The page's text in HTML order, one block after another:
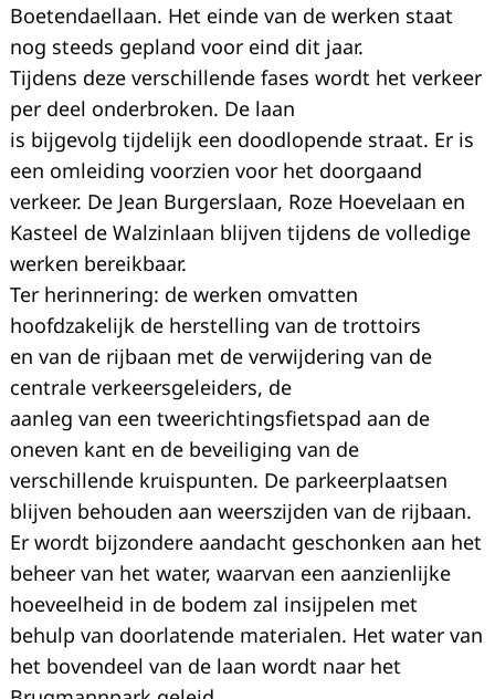
Boetendaellaan. Het einde van de werken staat
nog steeds gepland voor eind dit jaar.
Tijdens deze verschillende fases wordt het verkeer
per deel onderbroken. De laan
is bijgevolg tijdelijk een doodlopende straat. Er is
een omleiding voorzien voor het doorgaand
verkeer. De Jean Burgerslaan, Roze Hoevelaan en
Kasteel de Walzinlaan blijven tijdens de volledige
werken bereikbaar.
Ter herinnering: de werken omvatten
hoofdzakelijk de herstelling van de trottoirs
en van de rijbaan met de verwijdering van de
centrale verkeersgeleiders, de
aanleg van een tweerichtingsfietspad aan de
oneven kant en de beveiliging van de
verschillende kruispunten. De parkeerplaatsen
blijven behouden aan weerszijden van de rijbaan.
Er wordt bijzondere aandacht geschonken aan het
beheer van het water, waarvan een aanzienlijke
hoeveelheid in de bodem zal insijpelen met
behulp van doorlatende materialen. Het water van
het bovendeel van de laan wordt naar het
pour
: